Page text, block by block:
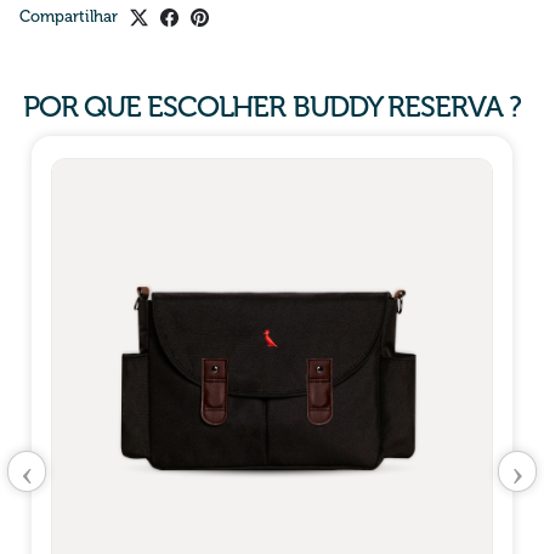
Compartilhar
POR QUE ESCOLHER BUDDY RESERVA ?
‹ ›